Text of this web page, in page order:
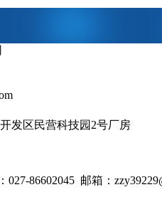
发区民营科技园2号厂房
86602045 邮箱：